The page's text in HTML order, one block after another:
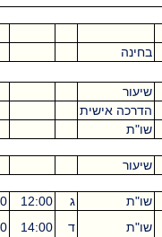
בחינה
שיעור
הדרכה אישית
שו"ת
שיעור
שו"ת ג 12:00
שו"ת
ד 14:00